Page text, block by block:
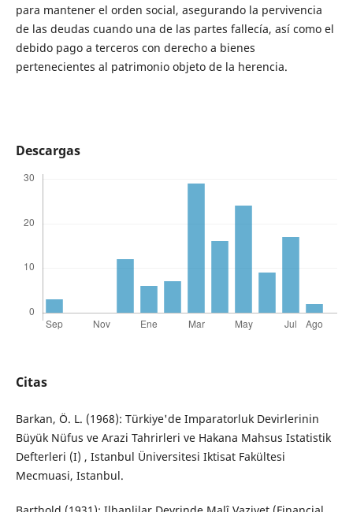
para mantener el orden social, asegurando la pervivencia
de las deudas cuando una de las partes fallecía, así como el
debido pago a terceros con derecho a bienes
pertenecientes al patrimonio objeto de la herencia.
Descargas
Citas
Barkan, Ö. L. (1968): Türkiye'de Imparatorluk Devirlerinin
Büyük Nüfus ve Arazi Tahrirleri ve Hakana Mahsus Istatistik
Defterleri (I) , Istanbul Üniversitesi Iktisat Fakültesi
Mecmuasi, Istanbul.